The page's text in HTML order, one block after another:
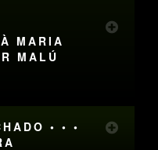
MARIA
MALÚ
• • •